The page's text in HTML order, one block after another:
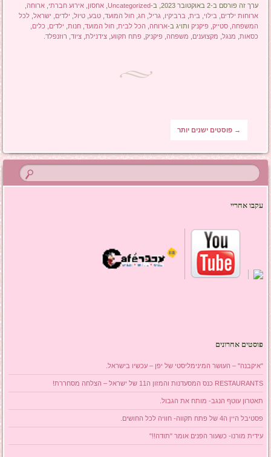
ערך זה פורסם ב-2 באוקטובר 2023, ב- Uncategorized
,אחסון ,אירוע חברתי ,ארוחה
ארוחות ילדים
בילוי בית ברביקיו גריל ,חג ,חול המועד ,טבע ,טיול ילדים ישראל ,לכל
המשפחה ,סטייק פיקניק ותויג ב-ארוחה הכל לבית ,חול המועד ,חנות ילדים כלים
כסאות מנגל מקצוענים משפחה פיקניק פתח תקווע ,צידנילת ,ציוד רוזנפלד
ניווט בפוסטים
→ פוסטים ישנים יותר
עקבו אחריי
פוסטים אחרונים
"איקבנה" – העושר המינימליסטי של יפן – עכשיו בישראל.
RESTAURANTS כנס המסעדנות והמזון ה11 של ישראל – הצלחה מסחררת!
תאטרון עוטף הנגב- מותח את הגבול.
פסטיבל היין ה4 של פתח תקווה- חוויה לכל החושים.
עידית מורנו- כשעור הפנים אומר "תודה!!"